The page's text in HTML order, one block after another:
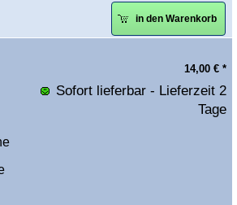
in den Warenkorb
14,00 € *
Sofort lieferbar - Lieferzeit 2
Tage